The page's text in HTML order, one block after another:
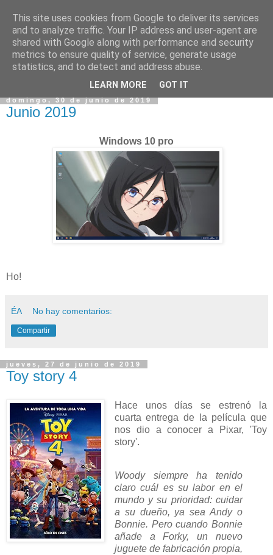
domingo, 30 de junio de 2019
Junio 2019
Windows 10 pro
Ho!
ÉA No hay comentarios:
Compartir
jueves, 27 de junio de 2019
Toy story 4
Hace unos días se estrenó la
cuarta entrega de la película que
nos dio a conocer a Pixar, 'Toy
story'.
Woody siempre ha tenido
claro cuál es su labor en el
mundo y su prioridad: cuidar
a su dueño, ya sea Andy o
Bonnie. Pero cuando Bonnie
añade a Forky, un nuevo
juguete de fabricación propia,
This site uses cookies from Google to deliver its services
and to analyze traffic. Your IP address and user-agent are
shared with Google along with performance and security
metrics to ensure quality of service, generate usage
statistics, and to detect and address abuse.
LEARN MORE GOT IT